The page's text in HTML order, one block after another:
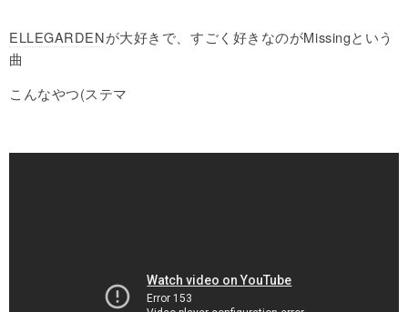
ELLEGARDENが大好きで、すごく好きなのがMissingという
曲
こんなやつ(ステマ